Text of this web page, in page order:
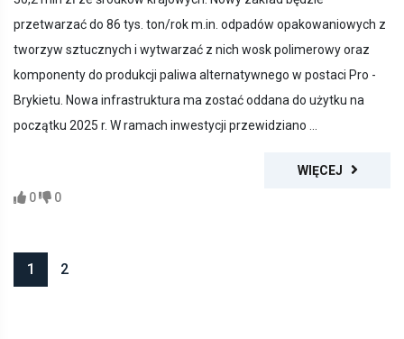
przetwarzać do 86 tys. ton/rok m.in. odpadów opakowaniowych z
tworzyw sztucznych i wytwarzać z nich wosk polimerowy oraz
komponenty do produkcji paliwa alternatywnego w postaci Pro -
Brykietu. Nowa infrastruktura ma zostać oddana do użytku na
początku 2025 r. W ramach inwestycji przewidziano ...
WIĘCEJ
0
0
1 2